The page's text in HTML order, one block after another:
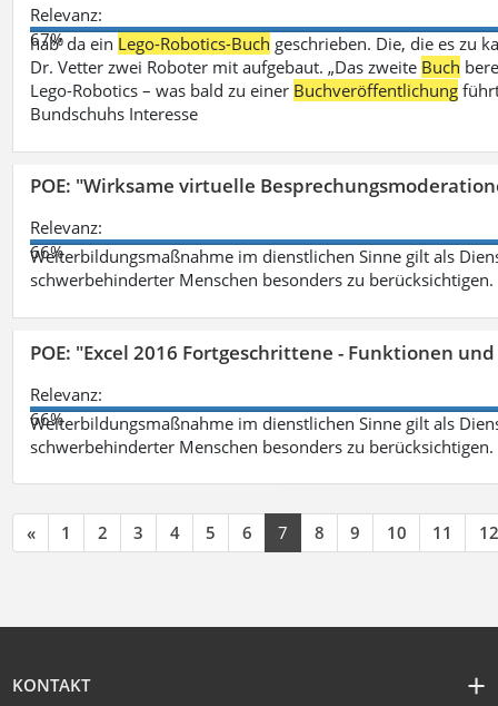
Relevanz:
67%
hab‘ da ein Lego-Robotics-Buch geschrieben. Die, die es zu
Dr. Vetter zwei Roboter mit aufgebaut. „Das zweite Buch
Lego-Robotics – was bald zu einer Buchveröffentlichung
Bundschuhs Interesse
POE: "Wirksame virtuelle
Relevanz:
66%
Weiterbildungsmaßnahme im dienstlichen Sinne gilt als
schwerbehinderter Menschen besonders zu berücksichtigen.
POE: "Excel 2016 Fortgeschrittene - Funktionen
Relevanz:
66%
Weiterbildungsmaßnahme im dienstlichen Sinne gilt als
schwerbehinderter Menschen besonders zu berücksichtigen.
« 1 2 3 4 5 6 7 8 9 10 11 12
KONTAKT